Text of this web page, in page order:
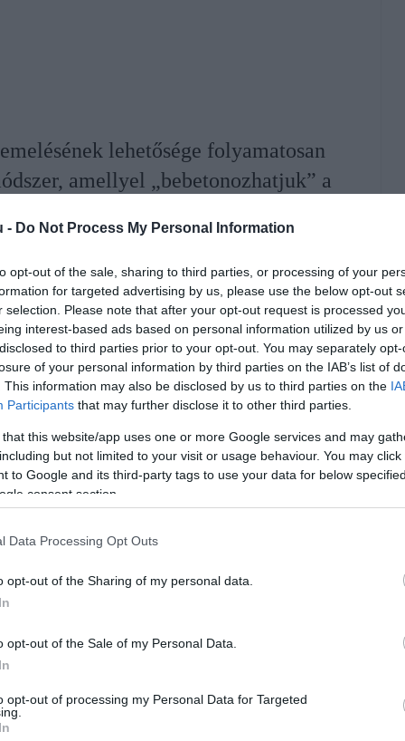
- Do Not Process My Personal Information
opt-out of the sale, sharing to third parties, or processing of your
for targeted advertising by us, please use the below opt-out
selection. Please note that after your opt-out request is processed
interest-based ads based on personal information utilized by us
to third parties prior to your opt-out. You may separately
of your personal information by third parties on the IAB’s list of
This information may also be disclosed by us to third parties on the
Participants that may further disclose it to other third parties.
that this website/app uses one or more Google services and may
but not limited to your visit or usage behaviour. You may
to Google and its third-party tags to use your data for below
consent section.
Data Processing Opt Outs
opt-out of the Sharing of my personal data.
opt-out of the Sale of my Personal Data.
opt-out of processing my Personal Data for Targeted
lehetősége folyamatosan
amellyel „bebetonozhatjuk” a
A nyugdíjbiztosítás egyedi
szerződéskötéskori korhatáron
attól, hogy az állam később
a szabályokon.
forrásként a Google Keresőben!
2031-re 67 évre emelkedik a korhatár,
2027-től szintén 67-re áll át, Dánia pedig 2035-re már 69
a korhatárt 64 évre 2032-től. Az irány mindenhol
a 65 év. A demográfiai folyamatok miatt azonban
arra,hogya nyugdíjbiztosítás megvéd a
egy szám, a szerződéskötés időpontjában érvényes
ezt a határt, az állami nyugdíjra való jogosultság
együtt azzal. A nyugdíjbiztosításban ez a
beépített egyedi jogi jellemzője. Más
nyugdíjkorhatár változik, de a nyugdíjbiztosításnál nem.